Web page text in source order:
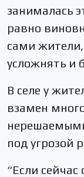
занималась
равно
сами
усложнять и
В селе у
взамен
под угрозой
“Если